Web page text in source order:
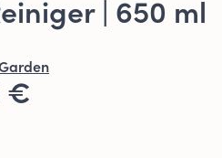
| 650 ml
€